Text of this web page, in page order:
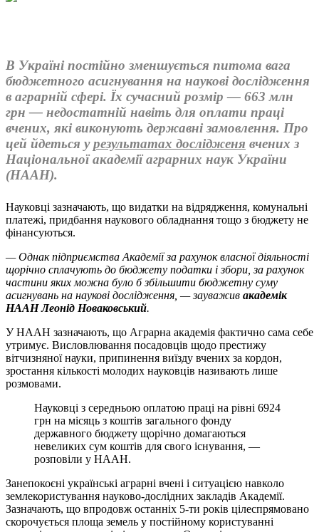
В Україні постійно зменшується питома вага
бюджетного асигнування на наукові дослідження
в аграрній сфері. Їх сучасний розмір — 663 млн
грн — недостатній навіть для оплати праці
вчених, які виконують державні замовлення. Про
цей йдеться урезультатах дослідженя вчених з
Національної академії аграрних наук України
(НААН).
Науковці зазначають, що видатки на відрядження, комунальні
платежі, придбання наукового обладнання тощо з бюджету не
фінансуються.
—Однак підприємства Академії за рахунок власної діяльності
щорічно сплачують до бюджету податки і збори, за рахунок
частини яких можна було б збільшити бюджетну суму
асигнувань на наукові дослідження, —зауважив академік
НААН Леонід Новаковський.
У НААН зазначають, що Аграрна академія фактично сама себе
утримує. Висловлювання посадовців щодо престижу
вітчизняної науки, припинення виїзду вчених за кордон,
зростання кількості молодих науковців називають лише
розмовами.
Науковці з середньою оплатою праці на рівні 6924
грн на місяць з коштів загального фонду
державного бюджету щорічно домагаються
невеликих сум коштів для свого існування, —
розповіли у НААН.
Занепокоєні українські аграрні вчені і ситуацією навколо
землекористування науково-дослідних закладів Академії.
Зазначають, що впродовж останніх 5-ти років цілеспрямовано
скорочується площа земель у постійному користуванні